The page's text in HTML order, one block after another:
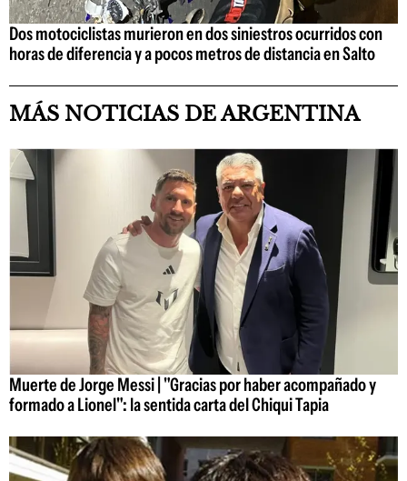
Dos motociclistas murieron en dos siniestros ocurridos con
horas de diferencia y a pocos metros de distancia en Salto
MÁS NOTICIAS DE ARGENTINA
Muerte de Jorge Messi | "Gracias por haber acompañado y
formado a Lionel": la sentida carta del Chiqui Tapia